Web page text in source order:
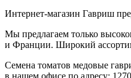
Интернет-магазин Гавриш
Мы предлагаем только
и Франции. Широкий
Семена томатов медовые
в нашем офисе по адресу: